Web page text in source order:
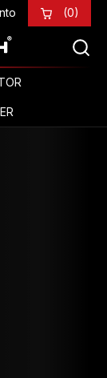
(0)